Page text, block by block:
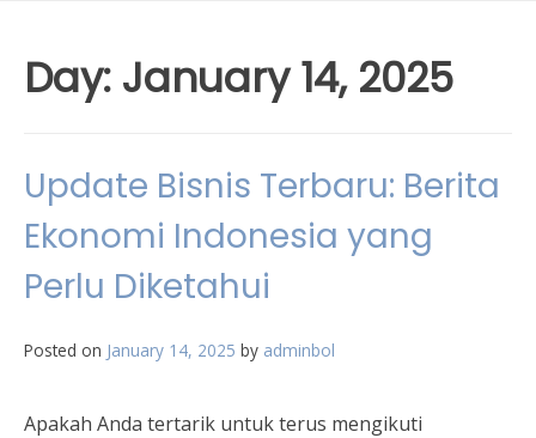
Day: January 14, 2025
Update Bisnis Terbaru: Berita
Ekonomi Indonesia yang
Perlu Diketahui
Posted on January 14, 2025 by adminbol
Apakah Anda tertarik untuk terus mengikuti